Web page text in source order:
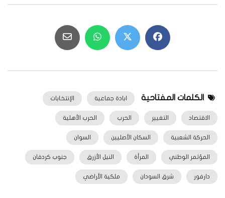
الكلمات المفتاحية ابادة جماعية الإنتخابات
الاقتصاد التغيير الحرب الحرب الأهلية
الحركة الشعبية السكان الأصليين السوان
المؤتمر الوطني المرأة النيل الأزرق جنوب كردفان
دارفور شرق السودان ملكية الأراضي